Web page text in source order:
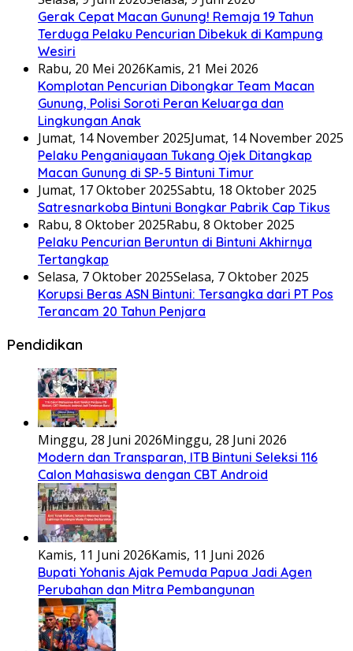
Gerak Cepat Macan Gunung! Remaja 19 Tahun
Terduga Pelaku Pencurian Dibekuk di Kampung
Wesiri
Rabu, 20 Mei 2026Kamis, 21 Mei 2026
Komplotan Pencurian Dibongkar Team Macan
Gunung, Polisi Soroti Peran Keluarga dan
Lingkungan Anak
Jumat, 14 November 2025Jumat, 14 November 2025
Pelaku Penganiayaan Tukang Ojek Ditangkap
Macan Gunung di SP-5 Bintuni Timur
Jumat, 17 Oktober 2025Sabtu, 18 Oktober 2025
Satresnarkoba Bintuni Bongkar Pabrik Cap Tikus
Rabu, 8 Oktober 2025Rabu, 8 Oktober 2025
Pelaku Pencurian Beruntun di Bintuni Akhirnya
Tertangkap
Selasa, 7 Oktober 2025Selasa, 7 Oktober 2025
Korupsi Beras ASN Bintuni: Tersangka dari PT Pos
Terancam 20 Tahun Penjara
Pendidikan
Minggu, 28 Juni 2026Minggu, 28 Juni 2026
Modern dan Transparan, ITB Bintuni Seleksi 116
Calon Mahasiswa dengan CBT Android
Kamis, 11 Juni 2026Kamis, 11 Juni 2026
Bupati Yohanis Ajak Pemuda Papua Jadi Agen
Perubahan dan Mitra Pembangunan